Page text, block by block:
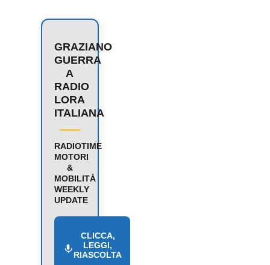
GRAZIANO
GUERRA
A
RADIO
LORA
ITALIANA
RADIOTIME
MOTORI
&
MOBILITÀ
WEEKLY
UPDATE
CLICCA,
LEGGI,
RIASCOLTA